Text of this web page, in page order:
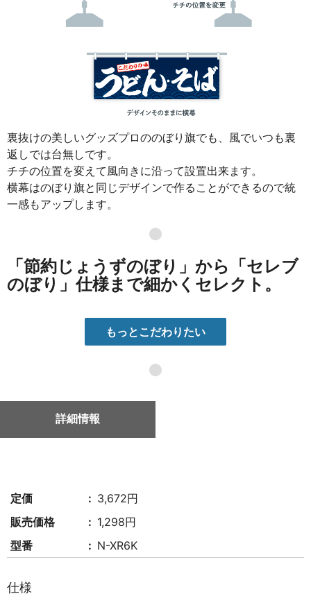
裏抜けの美しいグッズプロののぼり旗でも、風でいつも裏
返しでは台無しです。
チチの位置を変えて風向きに沿って設置出来ます。
横幕はのぼり旗と同じデザインで作ることができるので統
一感もアップします。
●
「節約じょうずのぼり」から「セレブ
のぼり」仕様まで細かくセレクト。
もっとこだわりたい
●
詳細情報
定価
3,672円
販売価格
1,298円
型番
N-XR6K
仕様